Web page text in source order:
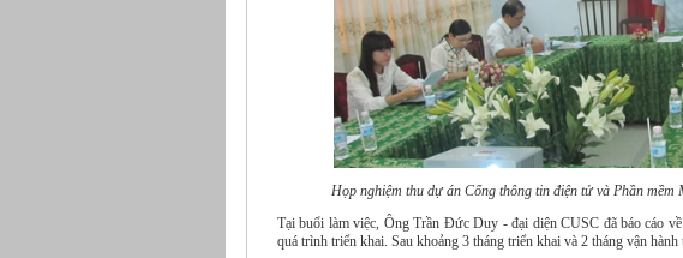
Họp nghiệm thu dự án Cổng thông tin điện tử và Phần
Tại buổi làm việc, Ông Trần Đức Duy - đại diện CUSC đã báo cáo
quá trình triển khai. Sau khoảng 3 tháng triển khai và 2 tháng vận